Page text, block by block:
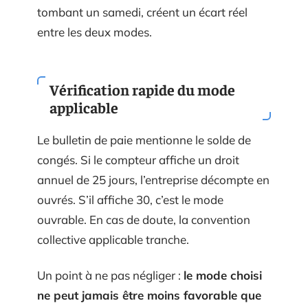
tombant un samedi, créent un écart réel
entre les deux modes.
Vérification rapide du mode
applicable
Le bulletin de paie mentionne le solde de
congés. Si le compteur affiche un droit
annuel de 25 jours, l’entreprise décompte en
ouvrés. S’il affiche 30, c’est le mode
ouvrable. En cas de doute, la convention
collective applicable tranche.
Un point à ne pas négliger : le mode choisi
ne peut jamais être moins favorable que